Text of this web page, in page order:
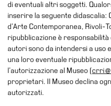
Visite
guidate
Progetto
Summer
School
Progetti
Speciali
di eventuali altri soggetti.
inserire la seguente didascalia:
d’Arte Contemporanea, Rivoli-
ripubblicazione è responsabilità
autori sono da intendersi a uso
una loro eventuale
l’autorizzazione al Museo (
proprietari. Il Museo declina
autorizzati.